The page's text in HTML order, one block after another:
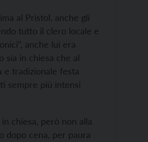
al Pristol, anche gli
tutto il clero locale e
anche lui era
sia in chiesa che al
e tradizionale festa
sempre più intensi
chiesa, però non alla
dopo cena, per paura